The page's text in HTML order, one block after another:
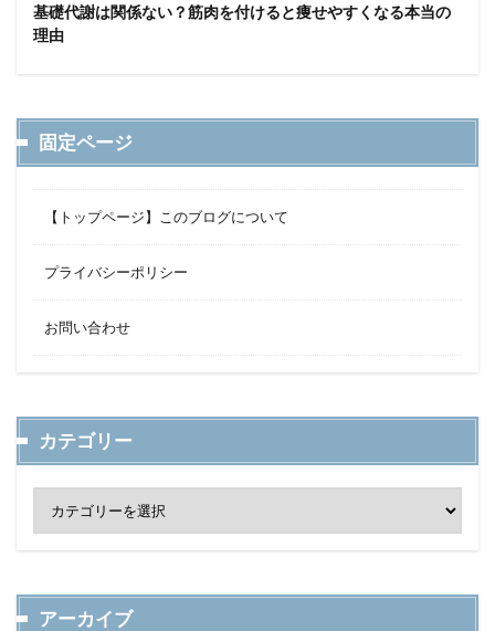
基礎代謝は関係ない？筋肉を付けると痩せやすくなる本当の
理由
固定ページ
【トップページ】このブログについて
プライバシーポリシー
お問い合わせ
カテゴリー
アーカイブ